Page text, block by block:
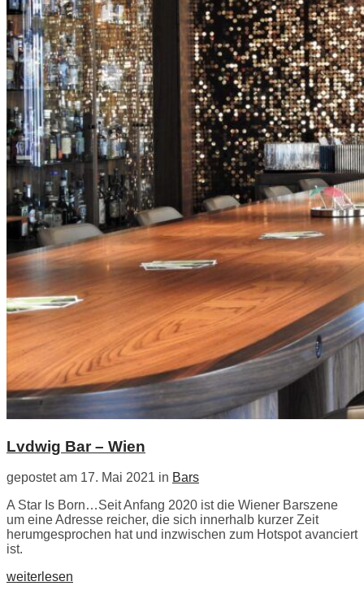
Lvdwig Bar – Wien
gepostet am 17. Mai 2021 in Bars
A Star Is Born…Seit Anfang 2020 ist die Wiener Barszene
um eine Adresse reicher, die sich innerhalb kurzer Zeit
herumgesprochen hat und inzwischen zum Hotspot avanciert
ist.
weiterlesen